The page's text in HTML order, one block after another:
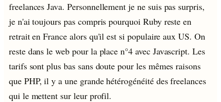
freelances Java. Personnellement je ne suis pas surpris,
je n'ai toujours pas compris pourquoi Ruby reste en
retrait en France alors qu'il est si populaire aux US. On
reste dans le web pour la place n°4 avec Javascript. Les
tarifs sont plus bas sans doute pour les mêmes raisons
que PHP, il y a une grande hétérogénéité des freelances
qui le mettent sur leur profil.